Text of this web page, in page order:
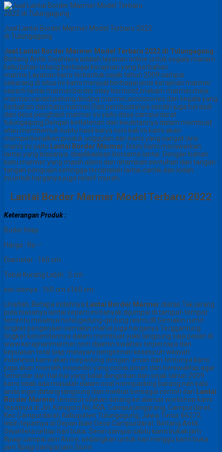
Jual Lantai Border Marmer Model Terbaru 2022
di Tulungagung
Jual Lantai Border Marmer Model Terbaru 2022 di Tulungagung -
Bintang Antik Sejahtera adalah layanan online untuk segala macam
kebutuhan tetang berbagai kerajinan yang berbahan
marme.Layanan kami terbentuk sejak tahun 2009 sampai
sekarang.di situs ini kami menjual berbagai jenis kerajinan marmer
seperti lantai marmer,border inlay bermotif,makam marmer,meja
marmer,vandel,patung,dinding marmer,accessories dan segala yang
berbahan dari batu marmer.Dan pembuatanya sendiri juga berasal
dari desa penghasil marmer ini yaitu desa campurdarat
tulungagung.Dengan ketlatenan dan keuletannya dalam membuat
atau membentuk suatu hasil karya seni kali ini kami akan
memperkenalkan produk unggulan dari kami yang sangat laris
manis ini yaitu Lantai Border Marmer .Disini kami merawarkan
lantai yang biasanya diaplikasikan bersama lantai. Dengan bahan
batu marmer yang masih alami dan ditambah sentuhan dari tangan-
tangan pengrajin sehingga terciptalah lantai cantik dan indah
ini,untuk harganya juga relatif murah.
Lantai Border Marmer Model Terbaru 2022
Keterangan Produk :
Boder Inlay
Harga : Rp –
Diameter : 160 cm
Tebal Kurang Lebih : 2 cm
sisi-sisinya : 160 cm x160 cm
Lihatlah,.Betapa indahnya Lantai Border Marmer diatas.Tak jarang
pula biasanya lantai seperti ini banyak dijumpai di tampat-tempat
tertentu misalnya hotel,gedung-gedung resmi,dll.Semakin rumit
tingkat pengerjaan semakin mahal juga harganya.Terggantung
tingkat kerumitannya dalam membuat.yukk langsung saja pesan di
www.kerajinanmarmer.com dijamin kwalitas terpercaya dan
kepuasan total siap melayani pengiriman keseluruh wilayah
indonesia.kami akan mepacking dengan aman dan tentunya kami
juga akan memilih exspedisi yang cocok,aman dan berkwalitas agar
terhindar dari hal-hal yang tidak diinginkan.dan sejak tahun 2009
kami tidak ada masalah dalam soal mempacking barang,nah kalo
anda ingin datang langsung dan melihat berbagai contoh dari Lantai
Border Marmer tersebut silakan datang ke alamat workshop kami
tepatnya di Jln. Kanigoro No.40A, Campurjanggrang, Campurdarat,
Kec.Campurdarat, Kabupaten Tulungagung, Jawa Timur 66272,
lebih tepatnya di Depan Bale Desa Campurdarat. Bintang Antik
Sejahtera setiap hari buka. Senin sampai sabtu kami bukak jam
8pagi sampai jam 4sore, sedangkan untuk hari minggu kami buka
jam 8pagi sampai jam 3sore.